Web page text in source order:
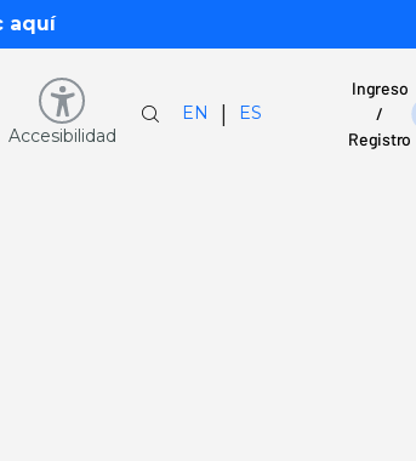
aquí
Accesibilidad
EN | ES
Ingreso
/
Registro